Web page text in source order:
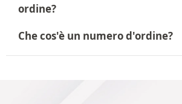
ordine?
Che cos'è un numero d'ordine?